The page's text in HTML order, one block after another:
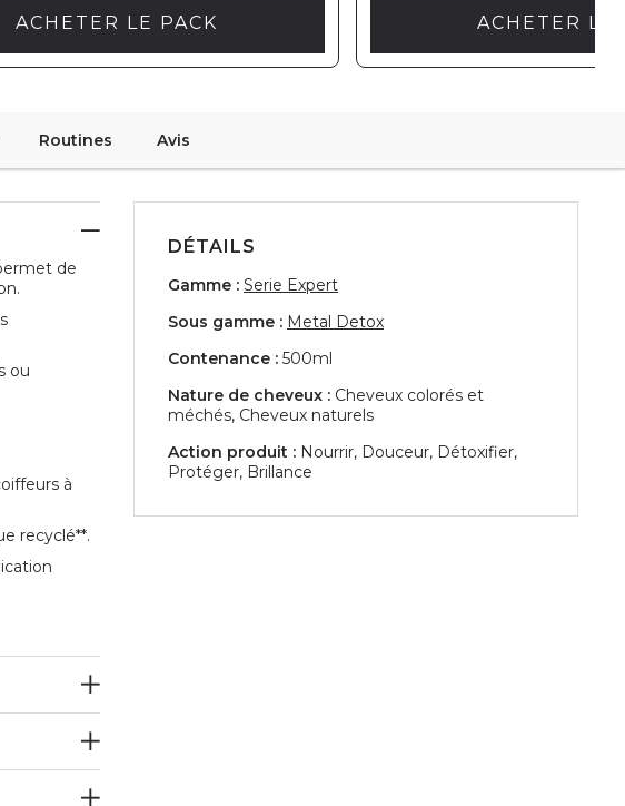
ACHETER LE PACK ACHETER LE
Routines Avis
de
ou
à
recyclé**.
DÉTAILS
Gamme : Serie Expert
Sous gamme : Metal Detox
Contenance : 500ml
Nature de cheveux : Cheveux colorés et
méchés, Cheveux naturels
Action produit : Nourrir, Douceur, Détoxifier,
Protéger, Brillance